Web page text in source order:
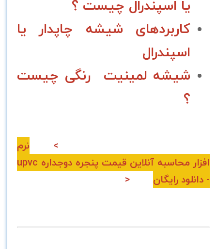
یا اسپندرال چیست ؟
کاربردهای شیشه چاپدار یا
اسپندرال
شیشه لمینیت رنگی چیست
؟
> نرم
افزار محاسبه آنلاین قیمت پنجره دوجداره upvc
- دانلود رایگان
<